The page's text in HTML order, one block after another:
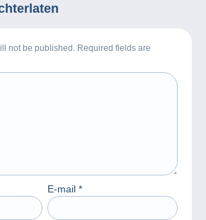
not be published. Required fields are
E-mail *